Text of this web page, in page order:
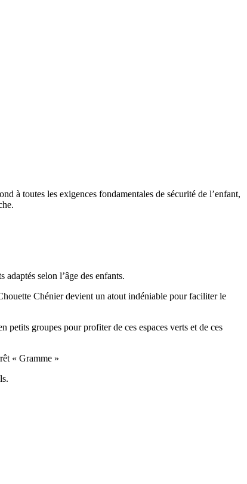
à toutes les exigences fondamentales de sécurité de l’enfant,
selon l’âge des enfants.
Chénier devient un atout indéniable pour faciliter le
groupes pour profiter de ces espaces verts et de ces
« Gramme »